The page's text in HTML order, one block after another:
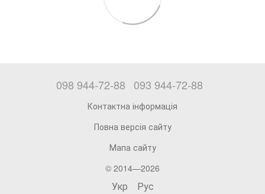
098 944-72-88 093 944-72-88
Контактна інформація
Повна версія сайту
Мапа сайту
© 2014—2026
Укр Рус